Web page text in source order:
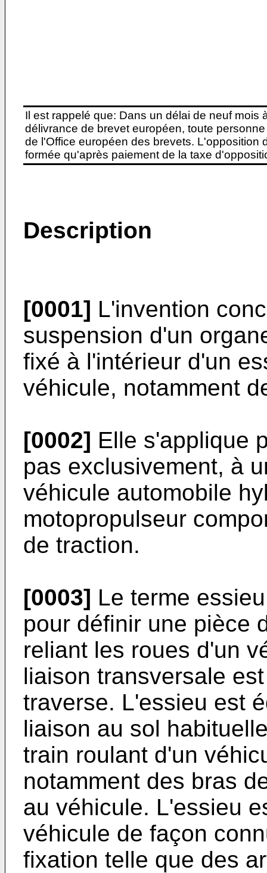
Il est rappelé que: Dans un délai de neuf
délivrance de brevet européen, toute
de l'Office européen des brevets. L'opposition
formée qu'après paiement de la taxe
Description
[0001] L'invention
suspension d'un
fixé à l'intérieur d'un
véhicule, notamment
[0002] Elle s'applique
pas exclusivement, à
véhicule automobile
motopropulseur
de traction.
[0003] Le terme
pour définir une pièce
reliant les roues d'un
liaison transversale
traverse. L'essieu est
liaison au sol
train roulant d'un
notamment des bras
au véhicule. L'essieu
véhicule de façon
fixation telle que des